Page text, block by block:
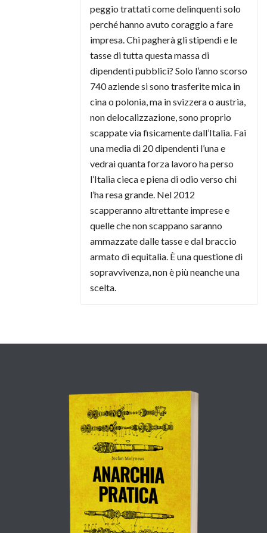
peggio trattati come delinquenti solo
perché hanno avuto coraggio a fare
impresa. Chi pagherà gli stipendi e le
tasse di tutta questa massa di
dipendenti pubblici? Solo l’anno scorso
740 aziende si sono trasferite mica in
cina o polonia, ma in svizzera o austria,
non delocalizzazione, sono proprio
scappate via fisicamente dall’Italia. Fai
una media di 20 dipendenti l’una e
vedrai quanta forza lavoro ha perso
l’Italia cieca e piena di odio verso chi
l’ha resa grande. Nel 2012
scapperanno altrettante imprese e
quelle che non scappano saranno
ammazzate dalle tasse e dal braccio
armato di equitalia. È una questione di
sopravvivenza, non è più neanche una
scelta.